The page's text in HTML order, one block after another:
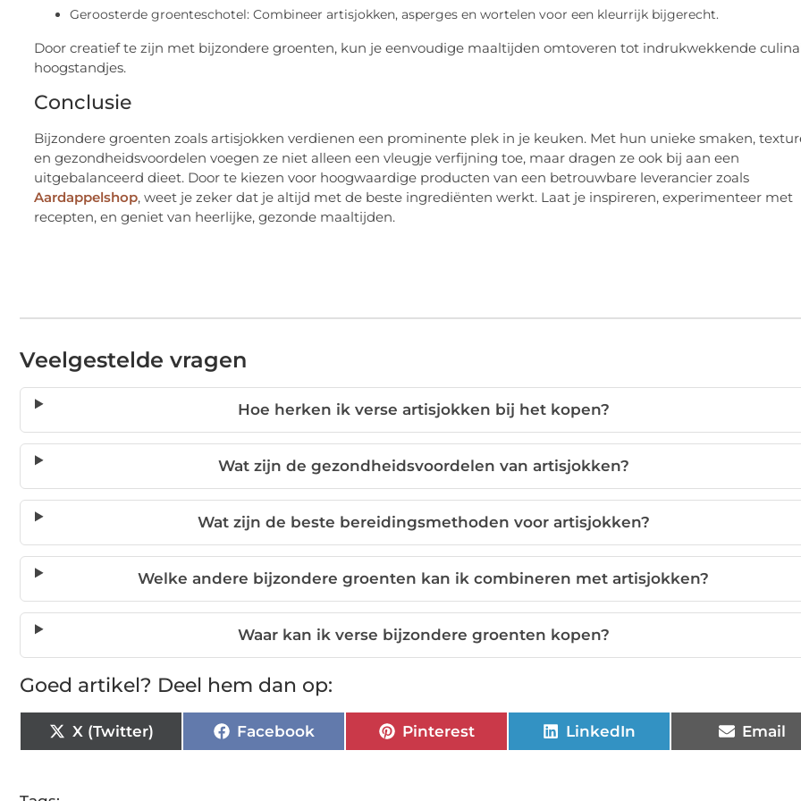
Geroosterde groenteschotel: Combineer artisjokken, asperges en wortelen voor een kleurrijk bijgerecht.
Door creatief te zijn met bijzondere groenten, kun je eenvoudige maaltijden omtoveren tot indrukwekkende
hoogstandjes.
Conclusie
Bijzondere groenten zoals artisjokken verdienen een prominente plek in je keuken. Met hun unieke smaken,
en gezondheidsvoordelen voegen ze niet alleen een vleugje verfijning toe, maar dragen ze ook bij aan een
uitgebalanceerd dieet. Door te kiezen voor hoogwaardige producten van een betrouwbare leverancier zoals
Aardappelshop, weet je zeker dat je altijd met de beste ingrediënten werkt. Laat je inspireren, experimenteer met
recepten, en geniet van heerlijke, gezonde maaltijden.
Veelgestelde vragen
Hoe herken ik verse artisjokken bij het kopen?
Wat zijn de gezondheidsvoordelen van artisjokken?
Wat zijn de beste bereidingsmethoden voor artisjokken?
Welke andere bijzondere groenten kan ik combineren met artisjokken?
Waar kan ik verse bijzondere groenten kopen?
Goed artikel? Deel hem dan op:
X (Twitter) Facebook Pinterest LinkedIn Email